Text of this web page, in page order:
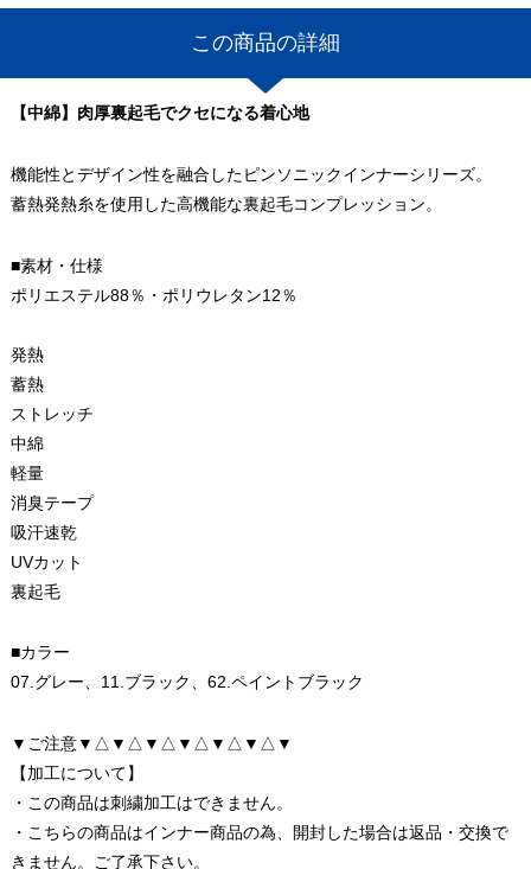
この商品の詳細
【中綿】肉厚裏起毛でクセになる着心地
機能性とデザイン性を融合したピンソニックインナーシリーズ。
蓄熱発熱糸を使用した高機能な裏起毛コンプレッション。
■素材・仕様
ポリエステル88％・ポリウレタン12％
発熱
蓄熱
ストレッチ
中綿
軽量
消臭テープ
吸汗速乾
UVカット
裏起毛
■カラー
07.グレー、11.ブラック、62.ペイントブラック
▼ご注意▼△▼△▼△▼△▼△▼△▼
【加工について】
・この商品は刺繍加工はできません。
・こちらの商品はインナー商品の為、開封した場合は返品・交換で
きません。ご了承下さい。